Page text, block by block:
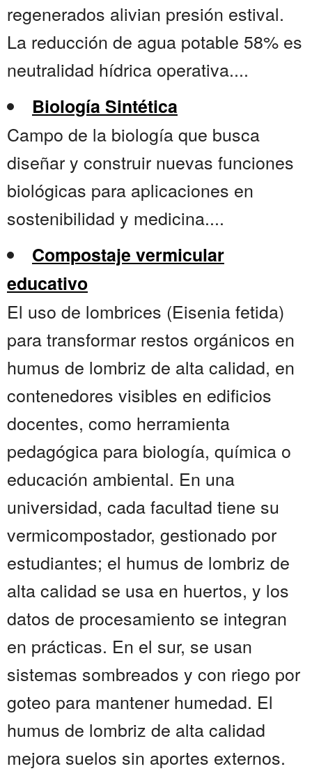
regenerados alivian presión estival.
La reducción de agua potable 58% es
neutralidad hídrica operativa....
Biología Sintética
Campo de la biología que busca
diseñar y construir nuevas funciones
biológicas para aplicaciones en
sostenibilidad y medicina....
Compostaje vermicular
educativo
El uso de lombrices (Eisenia fetida)
para transformar restos orgánicos en
humus de lombriz de alta calidad, en
contenedores visibles en edificios
docentes, como herramienta
pedagógica para biología, química o
educación ambiental. En una
universidad, cada facultad tiene su
vermicompostador, gestionado por
estudiantes; el humus de lombriz de
alta calidad se usa en huertos, y los
datos de procesamiento se integran
en prácticas. En el sur, se usan
sistemas sombreados y con riego por
goteo para mantener humedad. El
humus de lombriz de alta calidad
mejora suelos sin aportes externos.